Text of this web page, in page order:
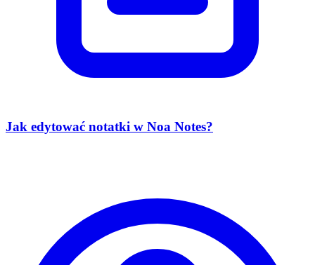
Jak edytować notatki w Noa Notes?